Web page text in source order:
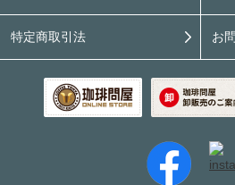
特定商取引法 お